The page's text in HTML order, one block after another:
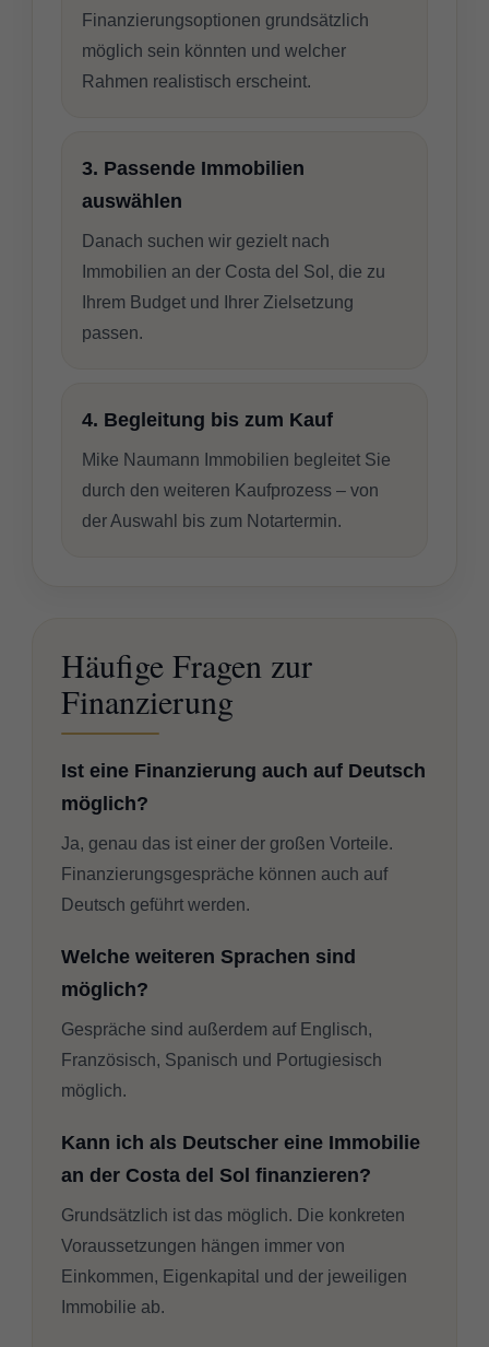
Finanzierungsoptionen grundsätzlich
möglich sein könnten und welcher
Rahmen realistisch erscheint.
3. Passende Immobilien
auswählen
Danach suchen wir gezielt nach
Immobilien an der Costa del Sol, die zu
Ihrem Budget und Ihrer Zielsetzung
passen.
4. Begleitung bis zum Kauf
Mike Naumann Immobilien begleitet Sie
durch den weiteren Kaufprozess – von
der Auswahl bis zum Notartermin.
Häufige Fragen zur
Finanzierung
Ist eine Finanzierung auch auf Deutsch
möglich?
Ja, genau das ist einer der großen Vorteile.
Finanzierungsgespräche können auch auf
Deutsch geführt werden.
Welche weiteren Sprachen sind
möglich?
Gespräche sind außerdem auf Englisch,
Französisch, Spanisch und Portugiesisch
möglich.
Kann ich als Deutscher eine Immobilie
an der Costa del Sol finanzieren?
Grundsätzlich ist das möglich. Die konkreten
Voraussetzungen hängen immer von
Einkommen, Eigenkapital und der jeweiligen
Immobilie ab.